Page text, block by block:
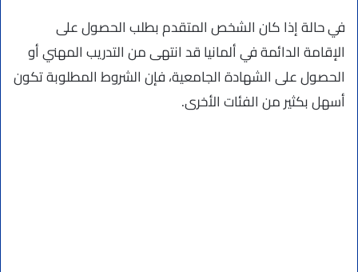
في حالة إذا كان الشخص المتقدم بطلب الحصول على
الإقامة الدائمة في ألمانيا قد انتهى من التدريب المهني أو
الحصول على الشهادة الجامعية، فإن الشروط المطلوبة تكون
أسهل بكثير من الفئات الأخرى.